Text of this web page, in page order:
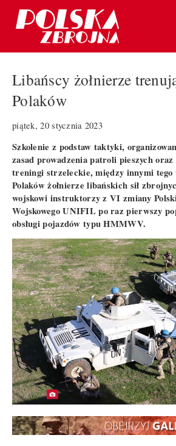
Libańscy żołnierze
Polaków
piątek, 20 stycznia 2023
Szkolenie z podstaw taktyki,
zasad prowadzenia patroli pieszych oraz
treningi strzeleckie, między innymi tego
Polaków żołnierze libańskich sił
wojskowi instruktorzy z VI zmiany
Wojskowego UNIFIL po raz pierwszy
obsługi pojazdów typu HMMWV.